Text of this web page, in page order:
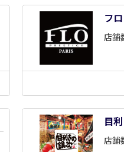
フ
店舗
目
店舗